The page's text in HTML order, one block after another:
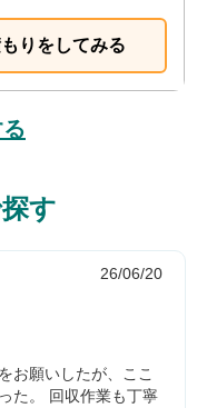
りをしてみる
す
26/06/20
お願いしたが、ここ
た。 回収作業も丁寧